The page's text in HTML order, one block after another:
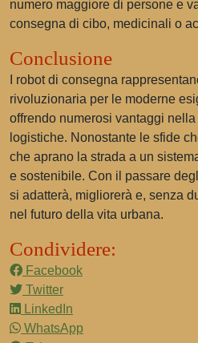
numero maggiore di persone e
consegna di cibo, medicinali o
Conclusione
I robot di consegna
rivoluzionaria per le moderne
offrendo numerosi vantaggi
logistiche. Nonostante le sfide
che aprano la strada a un
e sostenibile. Con il passare
si adatterà, migliorerà e, senza
nel futuro della vita urbana.
Condividere:
Facebook
Twitter
LinkedIn
WhatsApp